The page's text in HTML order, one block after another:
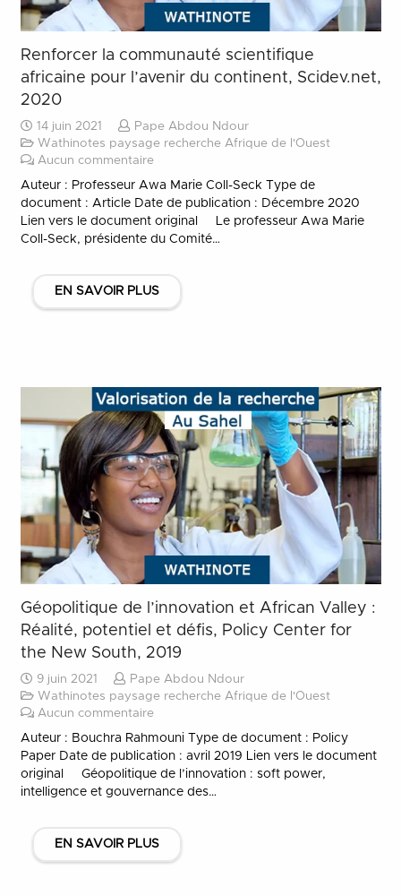
Renforcer la communauté scientifique
africaine pour l’avenir du continent, Scidev.net,
2020
14 juin 2021
Pape Abdou Ndour
Wathinotes paysage recherche Afrique de l'Ouest
Aucun commentaire
Auteur : Professeur Awa Marie Coll-Seck Type de
document : Article Date de publication : Décembre 2020
Lien vers le document original Le professeur Awa Marie
Coll-Seck, présidente du Comité…
EN SAVOIR PLUS
Géopolitique de l’innovation et African Valley :
Réalité, potentiel et défis, Policy Center for
the New South, 2019
9 juin 2021
Pape Abdou Ndour
Wathinotes paysage recherche Afrique de l'Ouest
Aucun commentaire
Auteur : Bouchra Rahmouni Type de document : Policy
Paper Date de publication : avril 2019 Lien vers le document
original Géopolitique de l’innovation : soft power,
intelligence et gouvernance des…
EN SAVOIR PLUS